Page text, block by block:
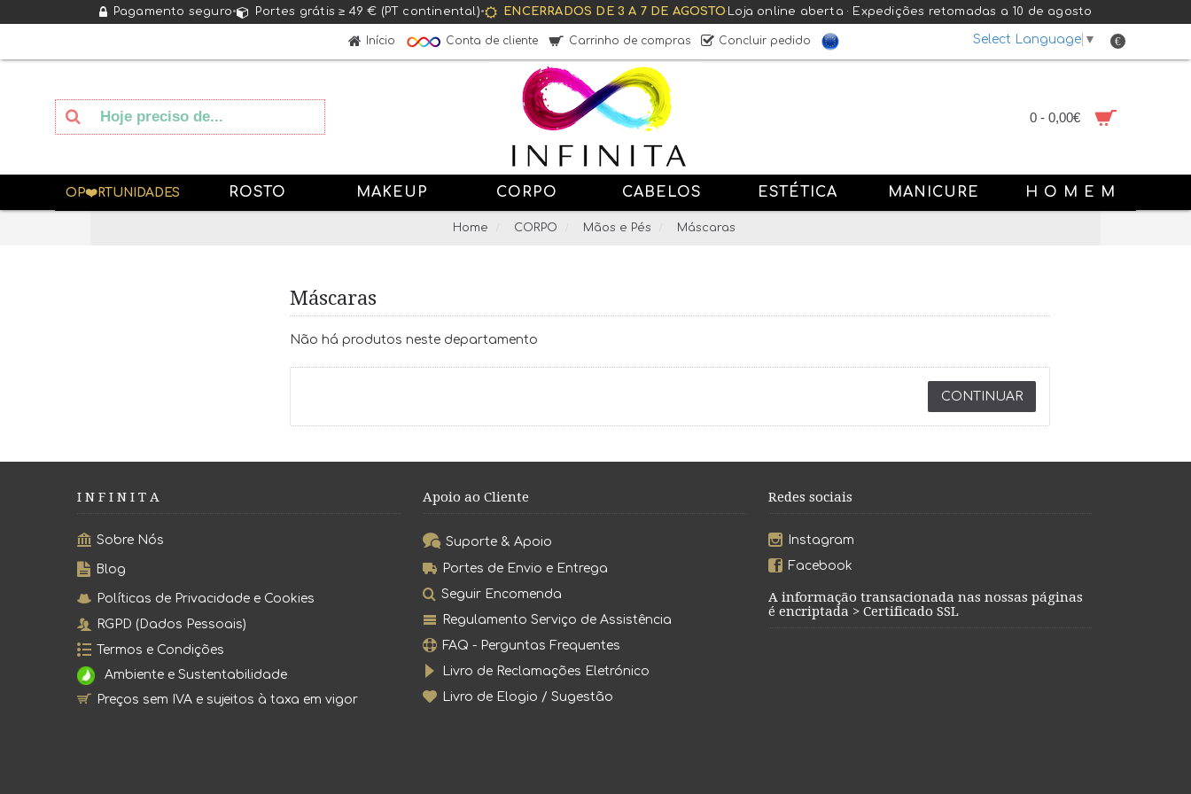
Pagamento seguro• Portes grátis ≥ 49 € (PT continental)• ENCERRADOS DE 3 A 7 DE AGOSTO· Loja online aberta · Expedições retomadas a 10 de agosto
Select Language ▼
Início Conta de cliente Carrinho de compras Concluir pedido €
0 - 0,00€
OP❤️RTUNIDADES ROSTO MAKEUP CORPO CABELOS ESTÉTICA MANICURE H O M E M
Home CORPO Mãos e Pés Máscaras
Máscaras
Não há produtos neste departamento
CONTINUAR
I N F I N I T A
Sobre Nós
Blog
Políticas de Privacidade e Cookies
RGPD (Dados Pessoais)
Termos e Condições
Ambiente e Sustentabilidade
Preços sem IVA e sujeitos à taxa em vigor
Apoio ao Cliente
Suporte & Apoio
Portes de Envio e Entrega
Seguir Encomenda
Regulamento Serviço de Assistência
FAQ - Perguntas Frequentes
Livro de Reclamações Eletrónico
Livro de Elogio / Sugestão
Redes sociais
Instagram
Facebook
A informação transacionada nas nossas páginas
é encriptada > Certificado SSL